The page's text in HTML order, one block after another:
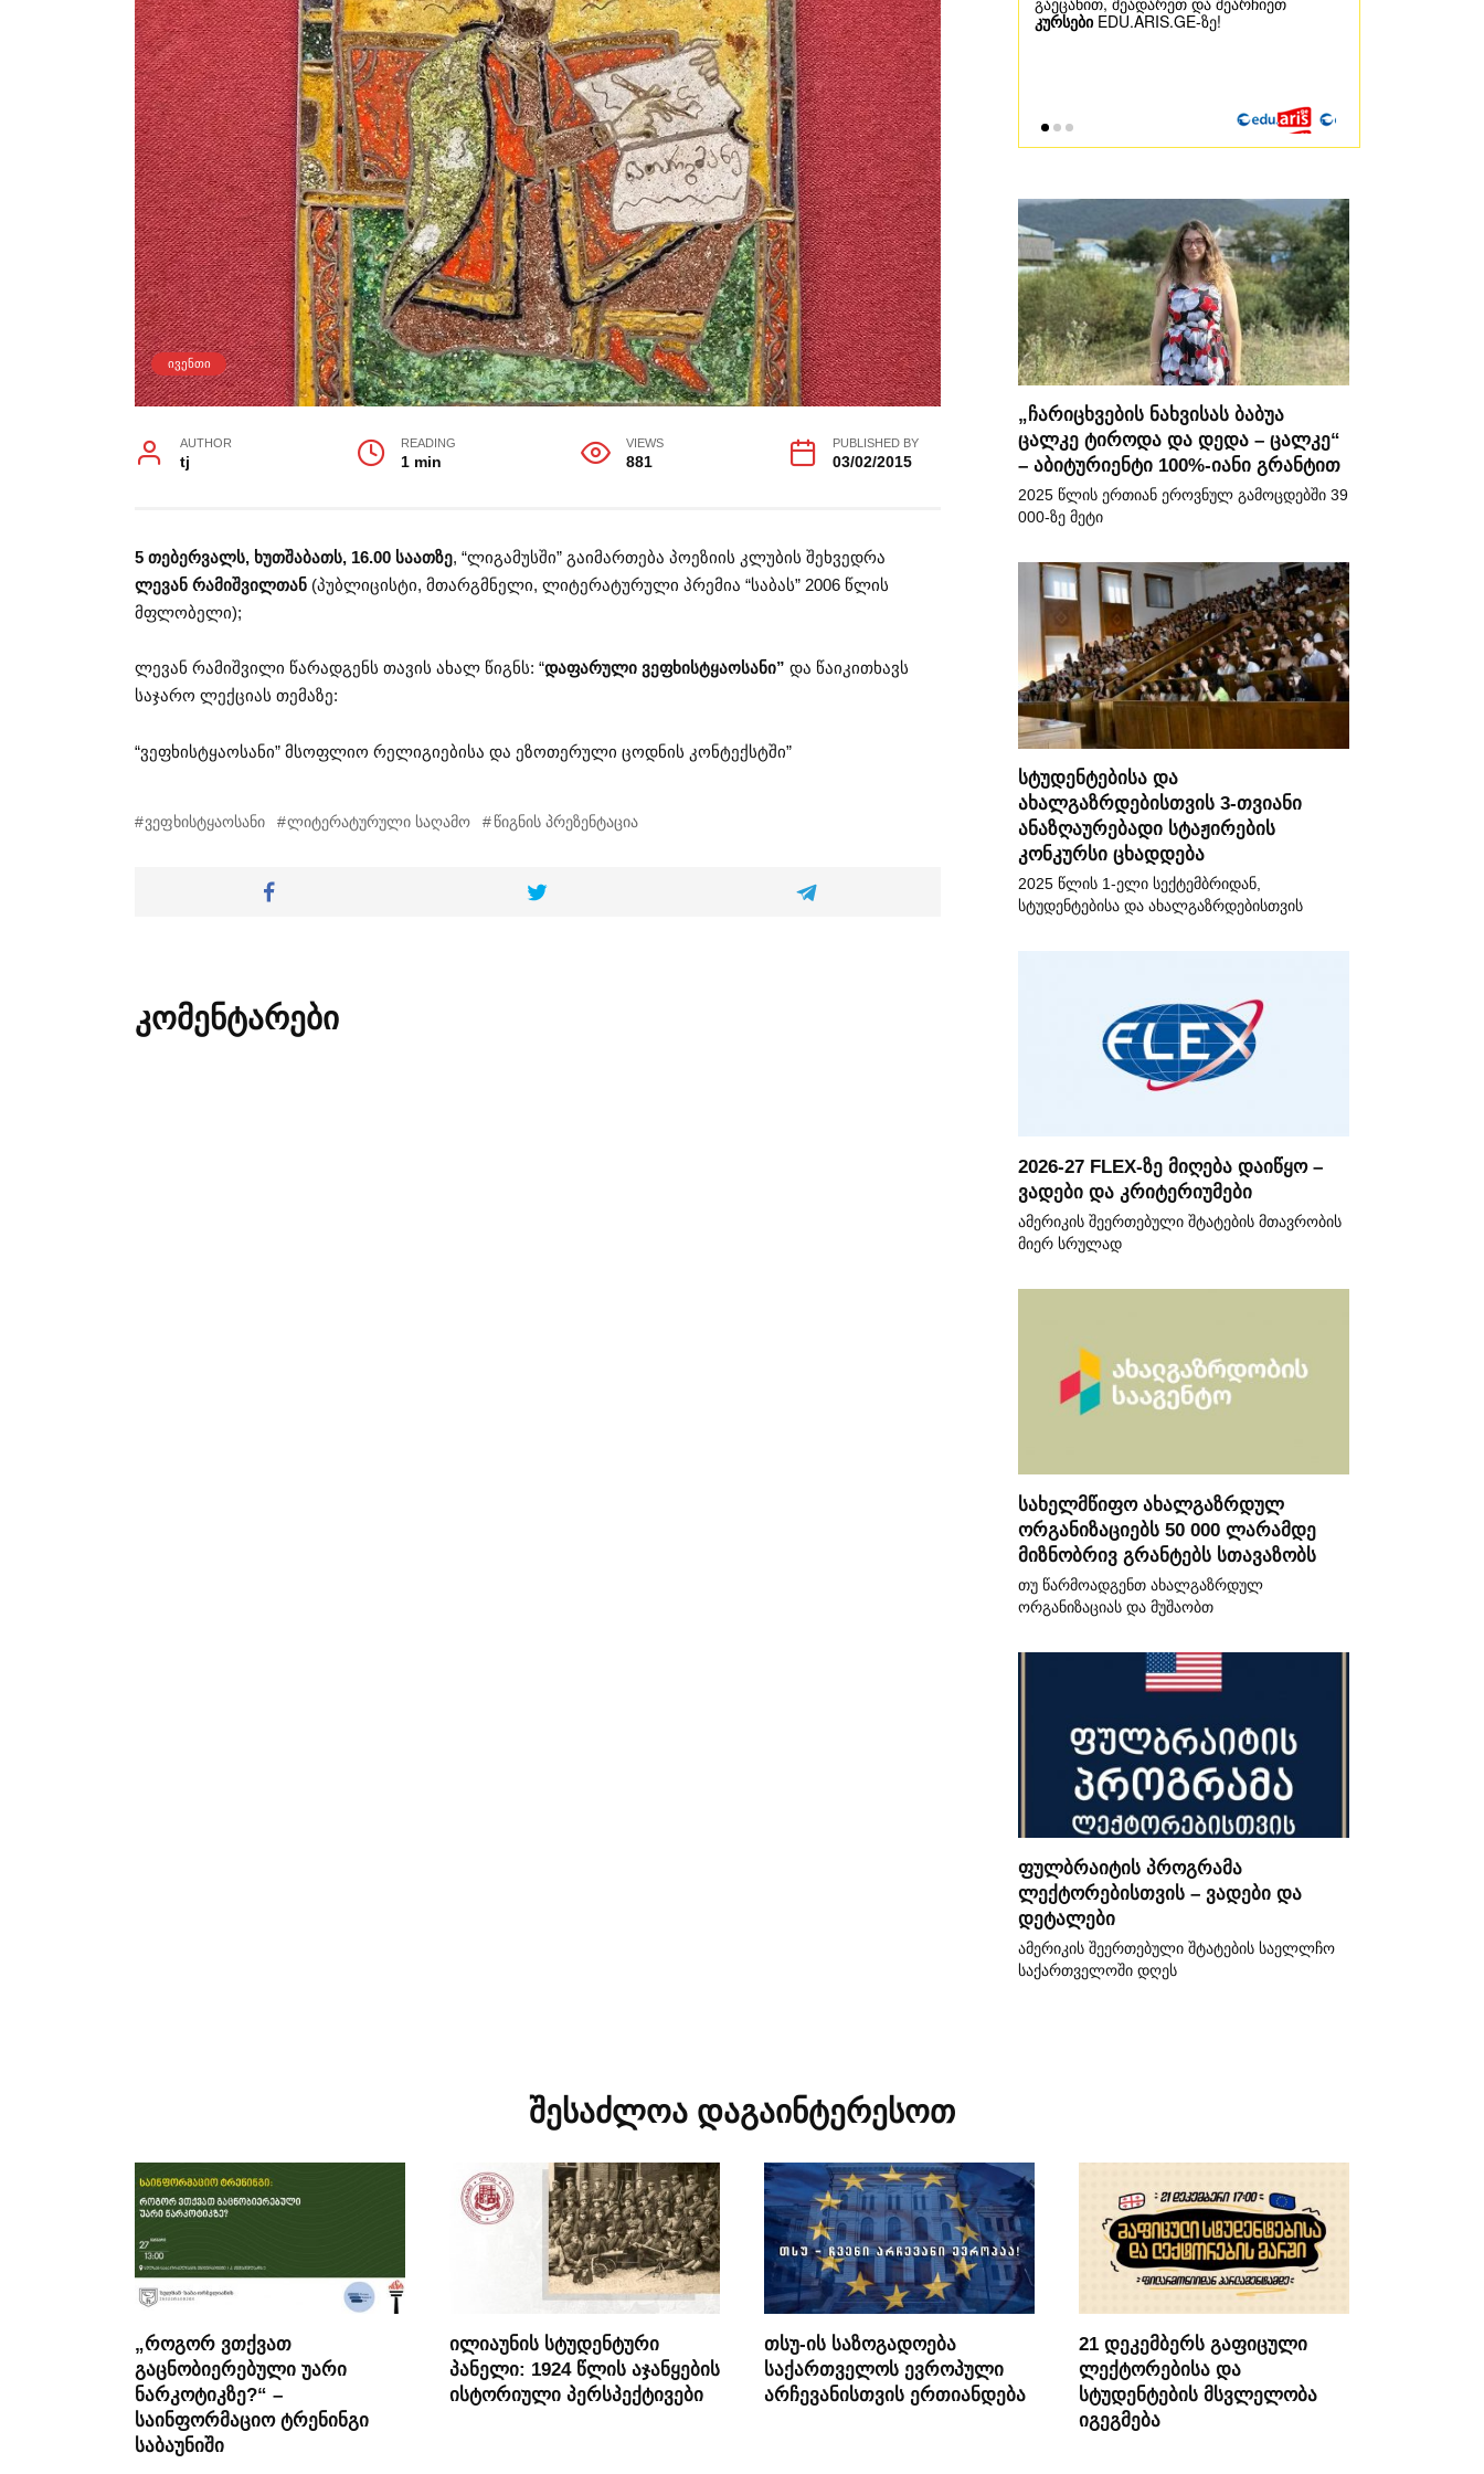
ᲘᲕᲔᲜᲗᲘ
AUTHOR
tj
READING
1 min
VIEWS
881
PUBLISHED BY
03/02/2015
5 თებერვალს, ხუთშაბათს, 16.00 საათზე, “ლიგამუსში” გაიმართება პოეზიის კლუბის შეხვედრა
ლევან რამიშვილთან (პუბლიცისტი, მთარგმნელი, ლიტერატურული პრემია “საბას” 2006 წლის
მფლობელი);
ლევან რამიშვილი წარადგენს თავის ახალ წიგნს: “დაფარული ვეფხისტყაოსანი” და წაიკითხავს
საჯარო ლექციას თემაზე:
“ვეფხისტყაოსანი” მსოფლიო რელიგიებისა და ეზოთერული ცოდნის კონტექსტში”
ვეფხისტყაოსანი ლიტერატურული საღამო წიგნის პრეზენტაცია
კომენტარები
„ჩარიცხვების ნახვისას ბაბუა
ცალკე ტიროდა და დედა – ცალკე“
– აბიტურიენტი 100%-იანი გრანტით
2025 წლის ერთიან ეროვნულ გამოცდებში 39
000-ზე მეტი
სტუდენტებისა და
ახალგაზრდებისთვის 3-თვიანი
ანაზღაურებადი სტაჟირების
კონკურსი ცხადდება
2025 წლის 1-ელი სექტემბრიდან,
სტუდენტებისა და ახალგაზრდებისთვის
2026-27 FLEX-ზე მიღება დაიწყო –
ვადები და კრიტერიუმები
ამერიკის შეერთებული შტატების მთავრობის
მიერ სრულად
სახელმწიფო ახალგაზრდულ
ორგანიზაციებს 50 000 ლარამდე
მიზნობრივ გრანტებს სთავაზობს
თუ წარმოადგენთ ახალგაზრდულ
ორგანიზაციას და მუშაობთ
ფულბრაიტის პროგრამა
ლექტორებისთვის – ვადები და
დეტალები
ამერიკის შეერთებული შტატების საელლჩო
საქართველოში დღეს
შესაძლოა დაგაინტერესოთ
„როგორ ვთქვათ
გაცნობიერებული უარი
ნარკოტიკზე?“ –
საინფორმაციო ტრენინგი
საბაუნიში
ილიაუნის სტუდენტური
პანელი: 1924 წლის აჯანყების
ისტორიული პერსპექტივები
თსუ-ის საზოგადოება
საქართველოს ევროპული
არჩევანისთვის ერთიანდება
21 დეკემბერს გაფიცული
ლექტორებისა და
სტუდენტების მსვლელობა
იგეგმება